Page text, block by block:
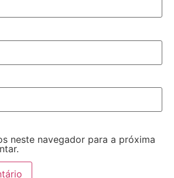
neste navegador para a próxima